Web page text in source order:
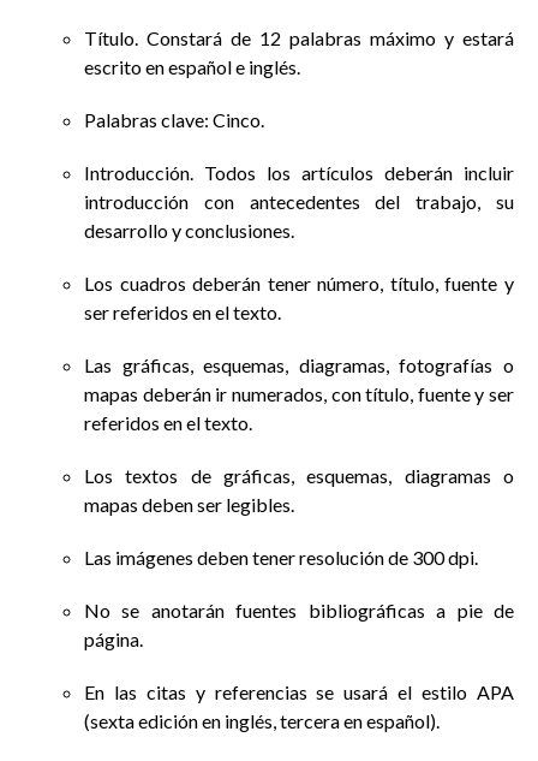
Título. Constará de 12 palabras máximo y estará
escrito en español e inglés.
Palabras clave: Cinco.
Introducción. Todos los artículos deberán incluir
introducción con antecedentes del trabajo, su
desarrollo y conclusiones.
Los cuadros deberán tener número, título, fuente y
ser referidos en el texto.
Las gráficas, esquemas, diagramas, fotografías o
mapas deberán ir numerados, con título, fuente y ser
referidos en el texto.
Los textos de gráficas, esquemas, diagramas o
mapas deben ser legibles.
Las imágenes deben tener resolución de 300 dpi.
No se anotarán fuentes bibliográficas a pie de
página.
En las citas y referencias se usará el estilo APA
(sexta edición en inglés, tercera en español).